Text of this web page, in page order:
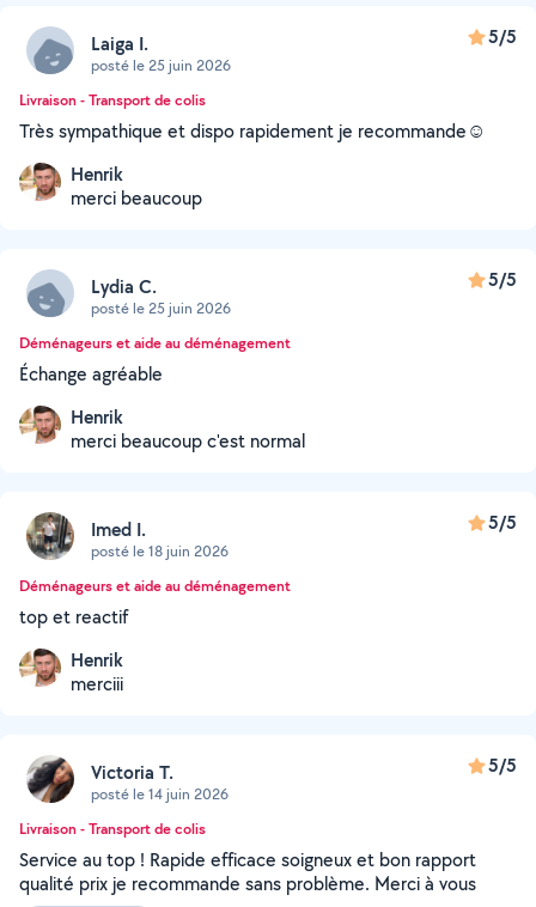
Laiga I.
posté le 25 juin 2026
5/5
Livraison - Transport de colis
Très sympathique et dispo rapidement je recommande☺️
Henrik
merci beaucoup
Lydia C.
posté le 25 juin 2026
5/5
Déménageurs et aide au déménagement
Échange agréable
Henrik
merci beaucoup c'est normal
Imed I.
posté le 18 juin 2026
5/5
Déménageurs et aide au déménagement
top et reactif
Henrik
merciii
Victoria T.
posté le 14 juin 2026
5/5
Livraison - Transport de colis
Service au top ! Rapide efficace soigneux et bon rapport
qualité prix je recommande sans problème. Merci à vous